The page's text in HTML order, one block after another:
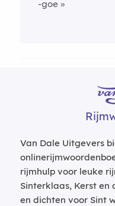
-goe
Van Dale Uitgevers
rijmhulp voor leuke
Sinterklaas, Kerst en
en dichten voor Sint